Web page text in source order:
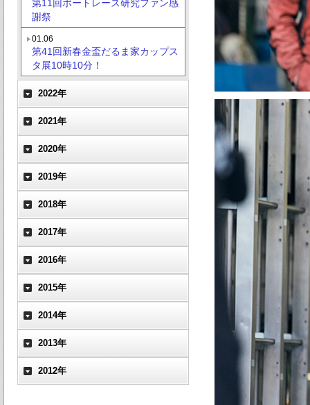
第11回ボートレース研究ファン感
謝祭
01.06
第41回新春金盃だるま家カップス
タ展10時10分！
2022年
2021年
2020年
2019年
2018年
2017年
2016年
2015年
2014年
2013年
2012年